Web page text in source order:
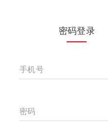
密码登录
手机号
密码